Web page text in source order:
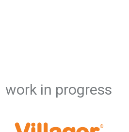
work in progress